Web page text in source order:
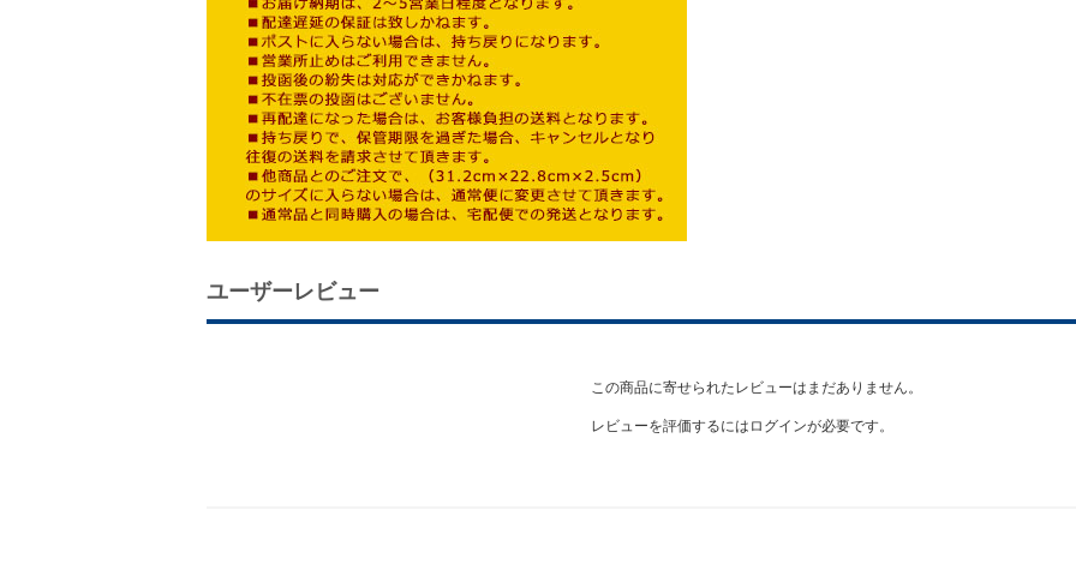
ユーザーレビュー
この商品に寄せられたレビューはまだありません。
レビューを評価するには ログインが必要です。